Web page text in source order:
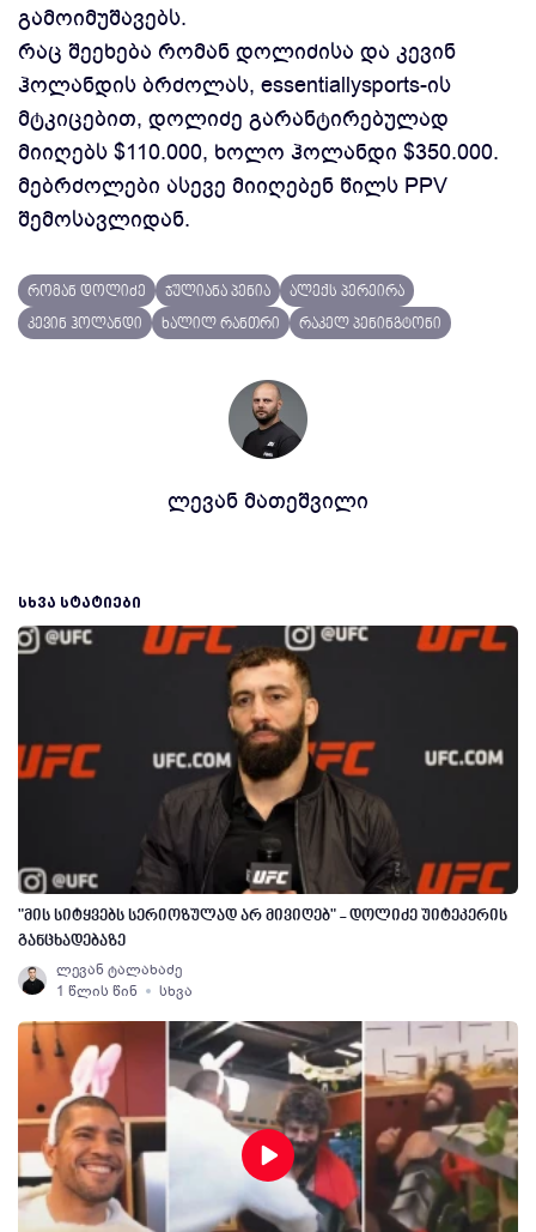
გამოიმუშავებს.
რაც შეეხება რომან დოლიძისა და კევინ
ჰოლანდის ბრძოლას, essentiallysports-ის
მტკიცებით, დოლიძე გარანტირებულად
მიიღებს $110.000, ხოლო ჰოლანდი $350.000.
მებრძოლები ასევე მიიღებენ წილს PPV
შემოსავლიდან.
რომან დოლიძე ჯულიანა პენია
ალექს პერეირა
კევინ ჰოლანდი
ხალილ რანთრი რაკელ პენინგტონი
ლევან მათეშვილი
ᲡᲮᲕᲐ ᲡᲢᲐᲢᲘᲔᲑᲘ
"მის სიტყვებს სერიოზულად არ მივიღებ" - დოლიძე უიტეკერის
განცხადებაზე
ლევან ტალახაძე
1 წლის წინ
სხვა